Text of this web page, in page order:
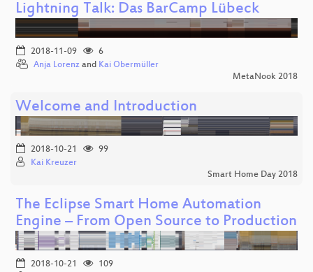
Lightning Talk: Das BarCamp Lübeck
2018-11-09
6
Anja Lorenz and Kai Obermüller
MetaNook 2018
Welcome and Introduction
2018-10-21
99
Kai Kreuzer
Smart Home Day 2018
The Eclipse Smart Home Automation
Engine – From Open Source to Production
2018-10-21
109